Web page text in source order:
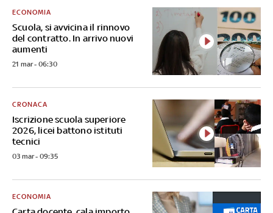
Scuola, si avvicina il rinnovo
del contratto. In arrivo nuovi
aumenti
ECONOMIA
21 mar - 06:30
Iscrizione scuola superiore
2026, licei battono istituti
tecnici
CRONACA
03 mar - 09:35
ECONOMIA